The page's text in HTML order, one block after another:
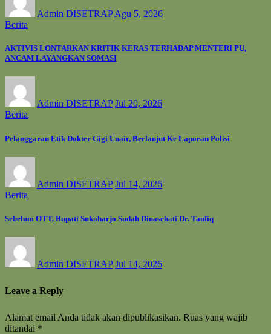
Admin DISETRAP Agu 5, 2026
Berita
AKTIVIS LONTARKAN KRITIK KERAS TERHADAP MENTERI PU,
ANCAM LAYANGKAN SOMASI
Admin DISETRAP Jul 20, 2026
Berita
Pelanggaran Etik Dokter Gigi Unair, Berlanjut Ke Laporan Polisi
Admin DISETRAP Jul 14, 2026
Berita
Sebelum OTT, Bupati Sukoharjo Sudah Dinasehati Dr. Taufiq
Admin DISETRAP Jul 14, 2026
Leave a Reply
Alamat email Anda tidak akan dipublikasikan. Ruas yang wajib
ditandai *